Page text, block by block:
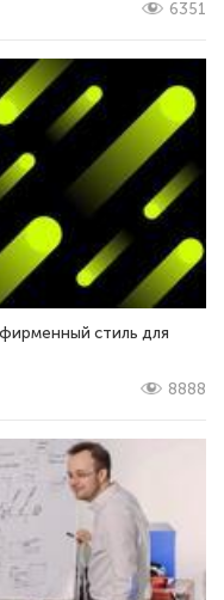
6351
стиль для
8888